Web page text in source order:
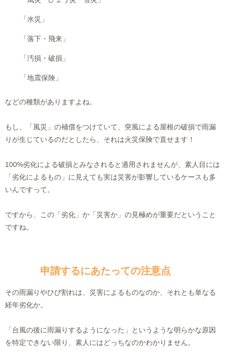
「水災」
「落下・飛来」
「汚損・破損」
「地震保険」
などの種類がありますよね。
もし、「風災」の補償をつけていて、突風による屋根の破損で雨漏
りが生じているのだとしたら、それは火災保険で直せます！
100%劣化による破損とみなされると適用されませんが、素人目には
「劣化によるもの」に見えても実は災害が影響しているケースも多
いんですって。
ですから、この「劣化」か「災害か」の見極めが重要だということ
ですね。
申請するにあたっての注意点
その雨漏りやひび割れは、災害によるものなのか、それとも単なる
経年劣化か。
「台風の後に雨漏りするようになった」というような明らかな原因
を特定できない限り、素人にはどっちなのかわかりません。